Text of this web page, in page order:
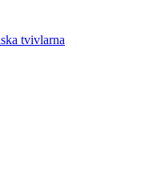
tvivlarna